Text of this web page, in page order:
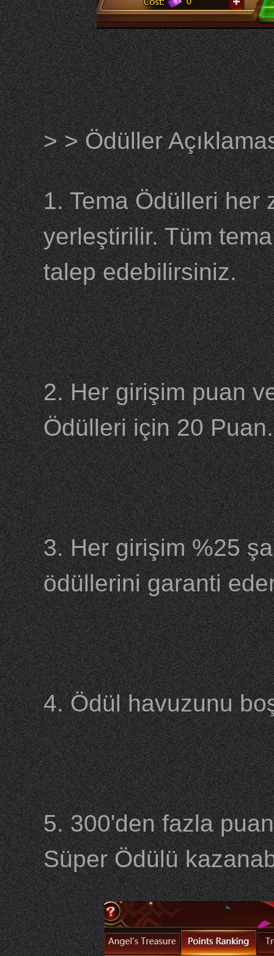
> > Ödüller
1. Tema Ödülleri her
yerleştirilir. Tüm
talep edebilirsiniz.
2. Her girişim puan
Ödülleri için 20 Puan.
3. Her girişim %25
ödüllerini garanti
4. Ödül havuzunu
5. 300'den fazla
Süper Ödülü